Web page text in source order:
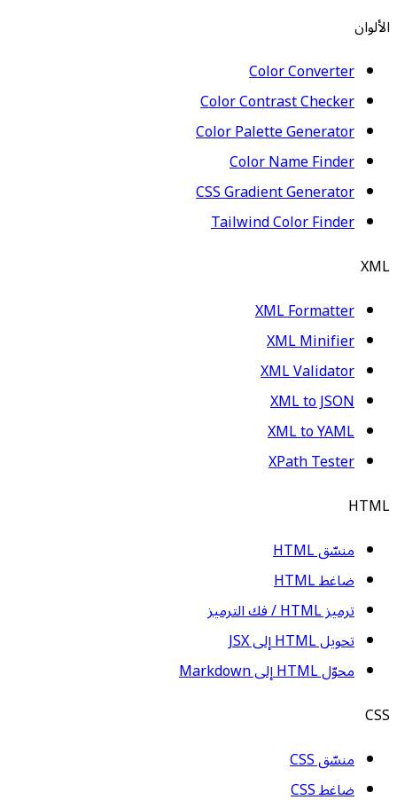
الألوان
Color Converter
Color Contrast Checker
Color Palette Generator
Color Name Finder
CSS Gradient Generator
Tailwind Color Finder
XML
XML Formatter
XML Minifier
XML Validator
XML to JSON
XML to YAML
XPath Tester
HTML
منسّق HTML
ضاغط HTML
ترميز HTML / فك الترميز
تحويل HTML إلى JSX
محوّل HTML إلى Markdown
CSS
منسّق CSS
ضاغط CSS